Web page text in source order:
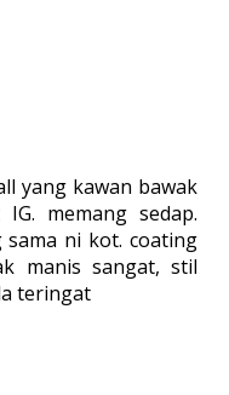
yang kawan bawak
memang sedap.
ni kot. coating
manis sangat, stil
teringat